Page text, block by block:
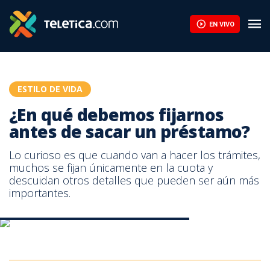
EN VIVO
ESTILO DE VIDA
¿En qué debemos fijarnos
antes de sacar un préstamo?
Lo curioso es que cuando van a hacer los trámites,
muchos se fijan únicamente en la cuota y
descuidan otros detalles que pueden ser aún más
importantes.